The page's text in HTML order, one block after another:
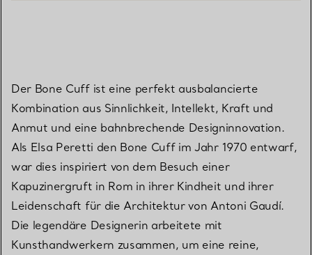
Der Bone Cuff ist eine perfekt ausbalancierte
Kombination aus Sinnlichkeit, Intellekt, Kraft und
Anmut und eine bahnbrechende Designinnovation.
Als Elsa Peretti den Bone Cuff im Jahr 1970 entwarf,
war dies inspiriert von dem Besuch einer
Kapuzinergruft in Rom in ihrer Kindheit und ihrer
Leidenschaft für die Architektur von Antoni Gaudí.
Die legendäre Designerin arbeitete mit
Kunsthandwerkern zusammen, um eine reine,